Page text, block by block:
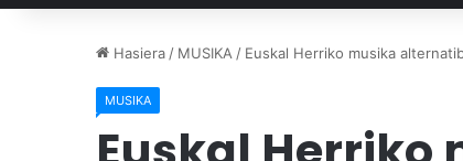
Hasiera / MUSIKA / Euskal Herriko musika
MUSIKA